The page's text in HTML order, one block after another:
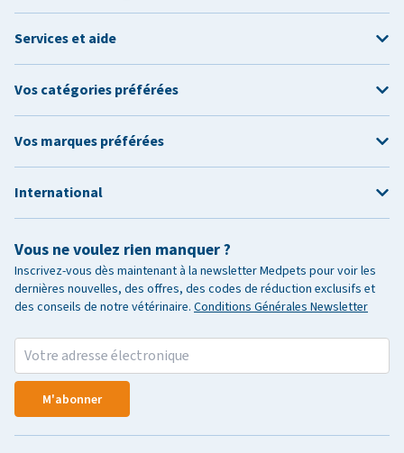
Vous ne voulez rien manquer ?
Inscrivez-vous dès maintenant à la newsletter Medpets pour voir les
dernières nouvelles, des offres, des codes de réduction exclusifs et
des conseils de notre vétérinaire. Conditions Générales Newsletter
M'abonner
Services et aide
Vos catégories préférées
Vos marques préférées
International